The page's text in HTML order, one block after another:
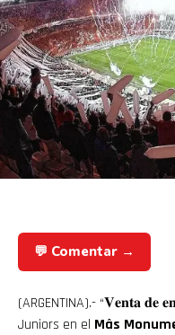
💬 Comentar →
(ARGENTINA).- “𝐕𝐞𝐧𝐭𝐚 𝐝𝐞
Juniors en el Mâs